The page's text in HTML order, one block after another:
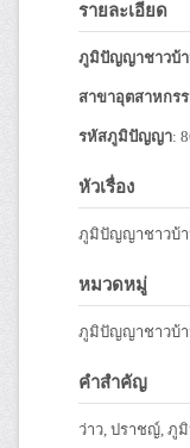
รายละเอียด
ภูมิปัญญาชาวบ้
สาขาอุตสาหกร
รหัสภูมิปัญญา:
หัวเรื่อง
ภูมิปัญญาชาวบ้
หมวดหมู่
ภูมิปัญญาชาวบ้
คำสำคัญ
ว่าว, ปราชญ์,